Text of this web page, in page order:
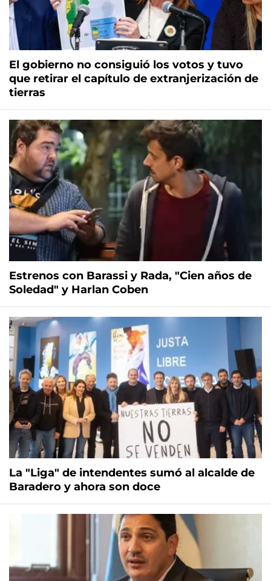
El gobierno no consiguió los votos y tuvo
que retirar el capítulo de extranjerización de
tierras
Estrenos con Barassi y Rada, "Cien años de
Soledad" y Harlan Coben
La "Liga" de intendentes sumó al alcalde de
Baradero y ahora son doce